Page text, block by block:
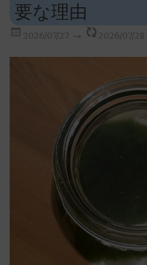
要な理由
2026/07/27 2026/07/28